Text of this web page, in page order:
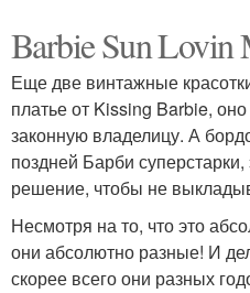
Barbie Sun Lovin
Еще две винтажные
платье от Kissing Barbie,
законную владелицу. А
поздней Барби
решение, чтобы не
Несмотря на то, что это
они абсолютно разные! И
скорее всего они разных